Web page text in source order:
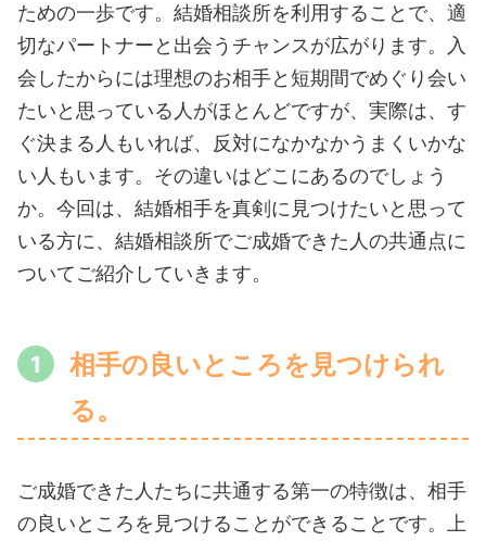
ための一歩です。結婚相談所を利用することで、適
切なパートナーと出会うチャンスが広がります。入
会したからには理想のお相手と短期間でめぐり会い
たいと思っている人がほとんどですが、実際は、す
ぐ決まる人もいれば、反対になかなかうまくいかな
い人もいます。その違いはどこにあるのでしょう
か。今回は、結婚相手を真剣に見つけたいと思って
いる方に、結婚相談所でご成婚できた人の共通点に
ついてご紹介していきます。
相手の良いところを見つけられ
る。
ご成婚できた人たちに共通する第一の特徴は、相手
の良いところを見つけることができることです。上